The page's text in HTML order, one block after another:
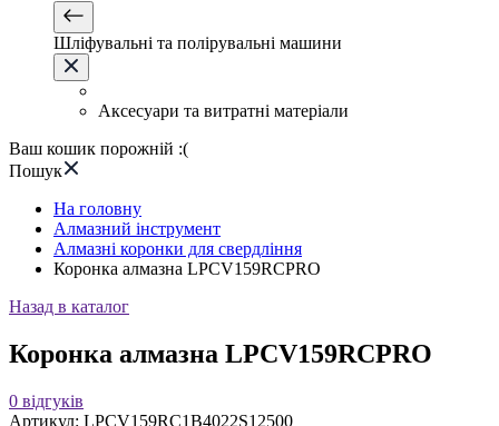
Шліфувальні та полірувальні машини
Аксесуари та витратні матеріали
Ваш кошик порожній :(
Пошук
На головну
Алмазний інструмент
Алмазні коронки для свердління
Коронка алмазна LPCV159RCPRO
Назад в каталог
Коронка алмазна LPCV159RCPRO
0 відгуків
Артикул: LPCV159RC1B4022S12500